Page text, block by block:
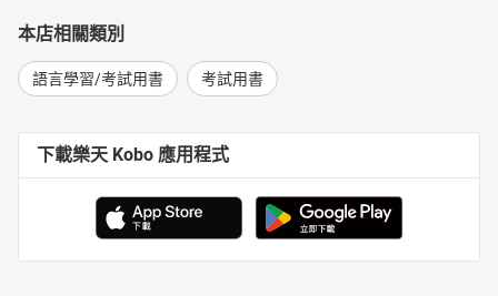
本店相關類別
語言學習/考試用書 考試用書
下載樂天 Kobo 應用程式